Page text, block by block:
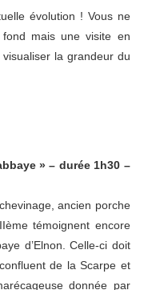
évolution ! Vous ne
mais une visite en
la grandeur du
» – durée 1h30 –
ancien porche
témoignent encore
d’Elnon. Celle-ci doit
de la Scarpe et
donnée par